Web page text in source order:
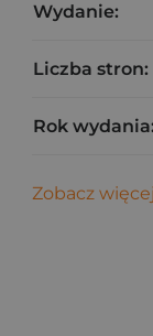
Wydanie:
Liczba stron:
Rok wydania:
Zobacz więcej